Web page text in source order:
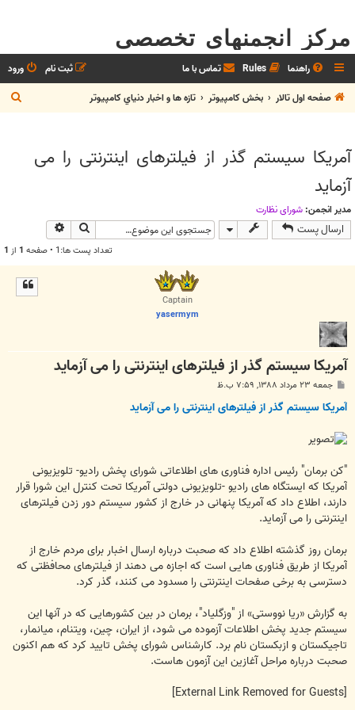
مرکز انجمنهای تخصصی
راهنما Rules تماس با ما ورود
ثبت نام
صفحه اول تالار
بخش كامپيوتر تازه ها و اخبار دنياي کامپيوتر
س
آمریکا سیستم گذر از فیلترهای اینترنتی را می
آزماید
مدیر انجمن: شوراي نظارت
ارسال پست جستجو
تعداد پست ها:1 • صفحه 1 از 1
Captain
yasermym
آمریکا سیستم گذر از فیلترهای اینترنتی را می آزماید
ت
جمعه ۲۳ مرداد ۱۳۸۸, ۷:۵۹ ب.ظ
آمریکا سیستم گذر از فیلترهای اینترنتی را می آزماید
"کن برمان" رئیس اداره فناوری های اطلاعاتی شورای پخش رادیو- تلویزیونی
آمریکا که ایستگاه های رادیو -تلویزیونی دولتی آمریکا تحت کنترل این شورا قرار
دارند، اطلاع داد که آمریکا پنهانی در خارج از کشور سیستم دور زدن فیلترهای
اینترنتی را می آزماید.
برمان روز گذشته اطلاع داد که صحبت درباره ارسال اخبار برای مردم خارج از
آمریکا از طریق فناوری هایی است که اجازه می دهند از فیلترهای محافظتی که
دسترسی به برخی صفحات اینترنتی را مسدود می کنند، گذر کرد.
به گزارش «ریا نووستی» از "وزگلیاد"، برمان در بین کشورهایی که در آنها این
سیستم جدید پخش اطلاعات آزموده می شود، از ایران، چین، ویتنام، میانمار،
تاجیکستان و ازبکستان نام برد. کارشناس شورای پخش تایید کرد که هم اکنون
صحبت درباره مراحل آغازین این آزمون هاست.
[External Link Removed for Guests]